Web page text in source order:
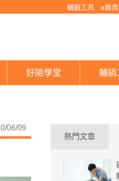
輔銷工具 e教
利多！健保自費醫材8月起收費訂上
好險學堂 輔銷
06/09
熱門文章